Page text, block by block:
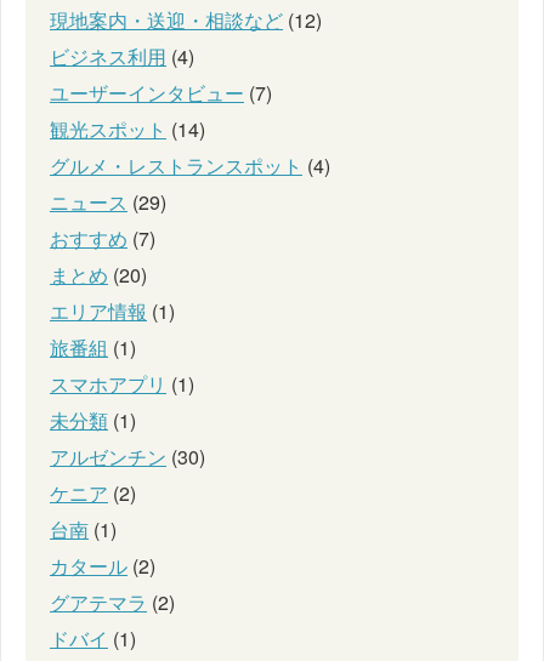
現地案内・送迎・相談など (12)
ビジネス利用 (4)
ユーザーインタビュー (7)
観光スポット (14)
グルメ・レストランスポット (4)
ニュース (29)
おすすめ (7)
まとめ (20)
エリア情報 (1)
旅番組 (1)
スマホアプリ (1)
未分類 (1)
アルゼンチン (30)
ケニア (2)
台南 (1)
カタール (2)
グアテマラ (2)
ドバイ (1)